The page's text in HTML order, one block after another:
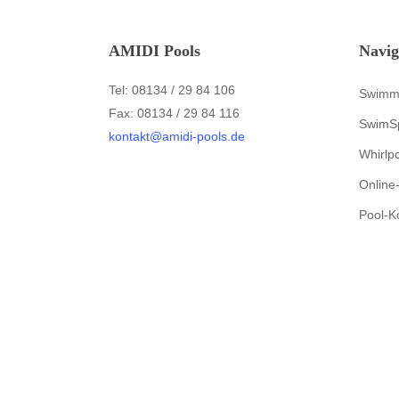
AMIDI Pools
Tel: 08134 / 29 84 106
Fax: 08134 / 29 84 116
kontakt@amidi-pools.de
Pool-